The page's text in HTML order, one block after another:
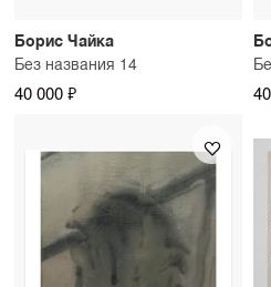
Борис Чайка
Без названия 14
40 000 ₽